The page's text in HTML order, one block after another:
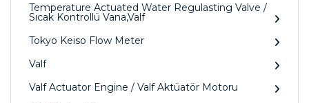
Temperature Actuated Water Regulasting Valve /
Sıcak Kontrollü Vana,Valf
Tokyo Keiso Flow Meter
Valf
Valf Actuator Engine / Valf Aktüatör Motoru